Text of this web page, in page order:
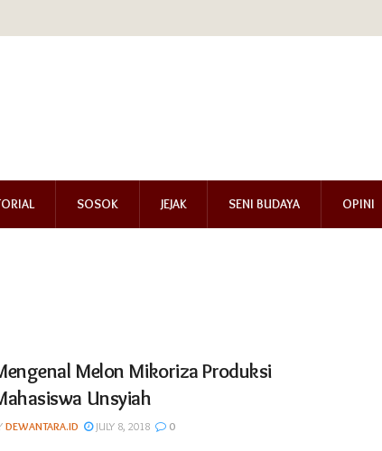
SOSOK JEJAK SENI BUDAYA OPINI
Melon Mikoriza Produksi
Unsyiah
DEWANTARA.ID JULY 8, 2018 0